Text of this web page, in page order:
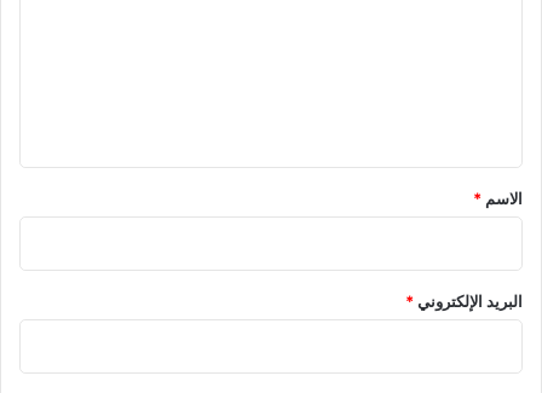
*
الاسم *
البريد الإلكتروني*